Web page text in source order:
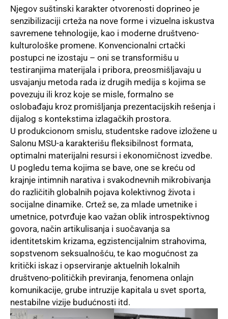
Njegov suštinski karakter otvorenosti doprineo je
senzibilizaciji crteža na nove forme i vizuelna iskustva
savremene tehnologije, kao i moderne društveno-
kulturološke promene. Konvencionalni crtački
postupci ne izostaju – oni se transformišu u
testiranjima materijala i pribora, preosmišljavaju u
usvajanju metoda rada iz drugih medija s kojima se
povezuju ili kroz koje se misle, formalno se
oslobađaju kroz promišljanja prezentacijskih rešenja i
dijalog s kontekstima izlagačkih prostora.
U produkcionom smislu, studentske radove izložene u
Salonu MSU-a karakterišu fleksibilnost formata,
optimalni materijalni resursi i ekonomičnost izvedbe.
U pogledu tema kojima se bave, one se kreću od
krajnje intimnih narativa i svakodnevnih mikrobivanja
do različitih globalnih pojava kolektivnog života i
socijalne dinamike. Crtež se, za mlade umetnike i
umetnice, potvrđuje kao važan oblik introspektivnog
govora, način artikulisanja i suočavanja sa
identitetskim krizama, egzistencijalnim strahovima,
sopstvenom seksualnošću, te kao mogućnost za
kritički iskaz i opserviranje aktuelnih lokalnih
društveno-političkih previranja, fenomena onlajn
komunikacije, grube intruzije kapitala u svet sporta,
nestabilne vizije budućnosti itd.